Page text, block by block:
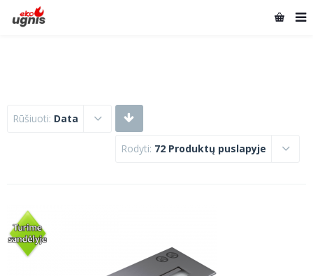
Rūšiuoti: Data
Rodyti: 72 Produktų puslapyje